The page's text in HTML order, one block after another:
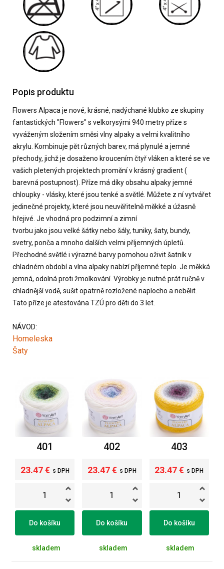
Popis produktu
Flowers Alpaca je nové, krásné, nadýchané klubko ze skupiny
fantastických "Flowers" s velkorysými 940 metry příze s
vyváženým složením směsi vlny alpaky a velmi kvalitního
akrylu. Kombinuje pět různých barev, má plynulé a jemné
přechody, jichž je dosaženo kroucením čtyř vláken a které se ve
vašich pletených projektech promění v krásný gradient (
barevná postupnost). Příze má díky obsahu alpaky jemné
chloupky - vlásky, které jsou tenké a světlé. Můžete z ní vytvářet
jedinečné projekty, které jsou neuvěřitelně měkké a úžasně
hřejivé. Je vhodná pro podzimní a zimní
tvorbu jako jsou velké šátky nebo šály, tuniky, šaty, bundy,
svetry, ponča a mnoho dalších velmi příjemných úpletů.
Přechodné světlé i výrazné barvy pomohou oživit šatník v
chladném období a vlna alpaky nabízí příjemné teplo. Je měkká
jemná, odolná proti žmolkování. Výrobky je nutné prát ručně v
chladnější vodě, sušit opatrně rozložené naplocho a nebělit.
Tato příze je atestována TZÚ pro děti do 3 let.
NÁVOD:
Homeleska
Šaty
401
23.47 € s DPH
Do košíku
skladem
402
23.47 € s DPH
Do košíku
skladem
403
23.47 € s DPH
Do košíku
skladem